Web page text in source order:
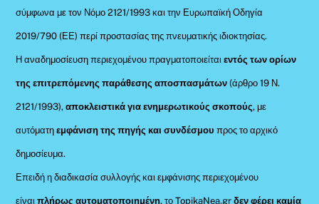
σύμφωνα με τον Νόμο 2121/1993 και την Ευρωπαϊκή Οδηγία
2019/790 (ΕΕ) περί προστασίας της πνευματικής ιδιοκτησίας.
Η αναδημοσίευση περιεχομένου πραγματοποιείταιεντός των ορίων
της επιτρεπόμενης παράθεσης αποσπασμάτων (άρθρο 19 Ν.
2121/1993), αποκλειστικά για ενημερωτικούς σκοπούς, με
αυτόματηεμφάνιση της πηγής και συνδέσμου προς το αρχικό
δημοσίευμα.
Επειδή η διαδικασία συλλογής και εμφάνισης περιεχομένου
είναιπλήρως αυτοματοποιημένη, το TopikaNea.grδεν φέρει καμία